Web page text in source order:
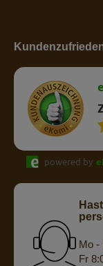
powered by
Mo -
Fr